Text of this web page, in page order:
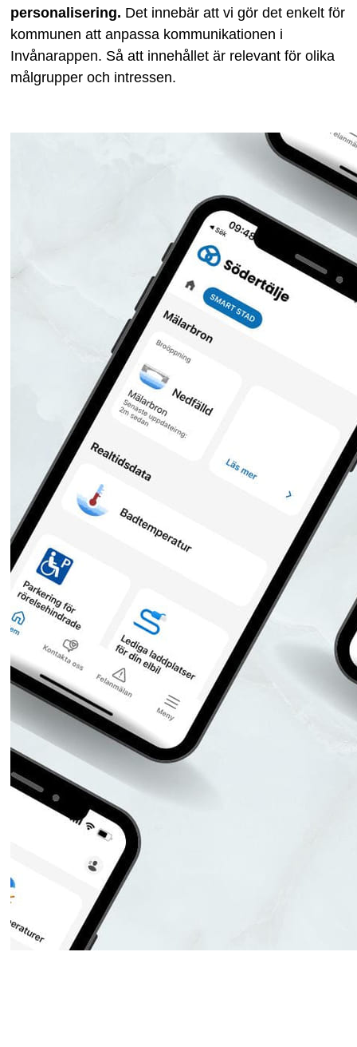
personalisering. Det innebär att vi gör det enkelt för
kommunen att anpassa kommunikationen i
Invånarappen. Så att innehållet är relevant för olika
målgrupper och intressen.